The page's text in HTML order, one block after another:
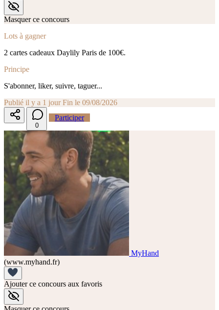
Masquer ce concours
Lots à gagner
2 cartes cadeaux Daylily Paris de 100€.
Principe
S'abonner, liker, suivre, taguer...
Publié il y a 1 jour Fin le 09/08/2026
0
Participer
MyHand
(www.myhand.fr)
Ajouter ce concours aux favoris